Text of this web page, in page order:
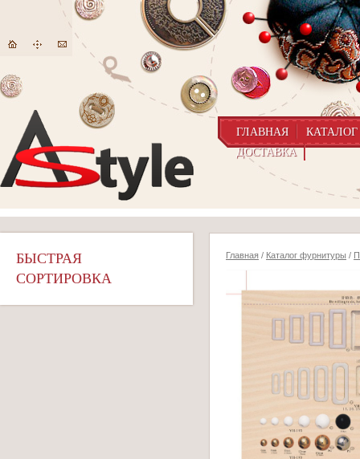
ГЛАВНАЯ
КАТАЛОГ
ДОСТАВКА
БЫСТРАЯ
СОРТИРОВКА
Главная / Каталог фурнитуры /